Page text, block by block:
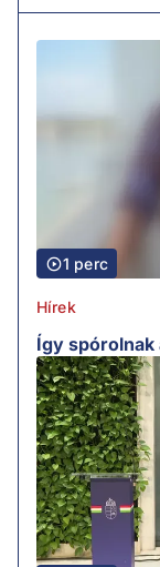
1 perc
Hírek
Így spórolnak